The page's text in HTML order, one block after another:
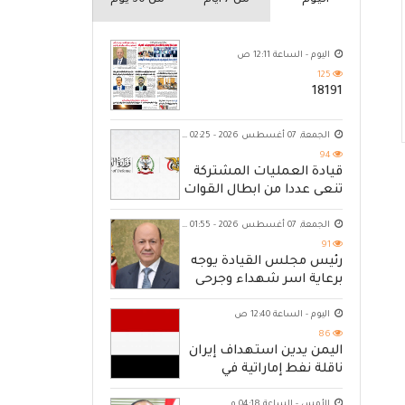
اليوم - الساعة 12:11 ص
125
18191
الجمعة, 07 أغسطس 2026 - 02:25 ص
94
قيادة العمليات المشتركة
تنعى عددا من ابطال القوات
المسلحة
الجمعة, 07 أغسطس 2026 - 01:55 ص
91
رئيس مجلس القيادة يوجه
برعاية اسر شهداء وجرحى
الهجوم الإرهابي الحوثي والرد
الحازم على مصدر التهديد
اليوم - الساعة 12:40 ص
86
اليمن يدين استهداف إيران
ناقلة نفط إماراتية في
مضيق هرمز